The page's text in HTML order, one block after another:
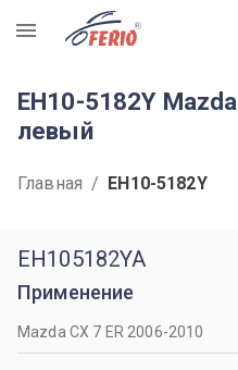
R
EH10-5182Y
левый
Главная / EH10-5182Y
EH105182YA
Применение
Mazda CX 7 ER 2006-2010